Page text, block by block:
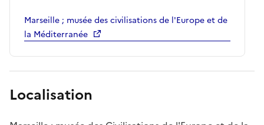
Marseille ; musée des civilisations de l'Europe et de
la Méditerranée
Localisation